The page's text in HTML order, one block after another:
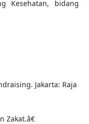
Kesehatan, bidang
Jakarta: Raja
Zakat.â€